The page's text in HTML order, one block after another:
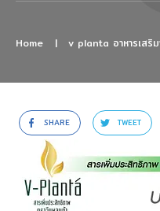
Home | v planta อาหารเสริ
SHARE TWEET